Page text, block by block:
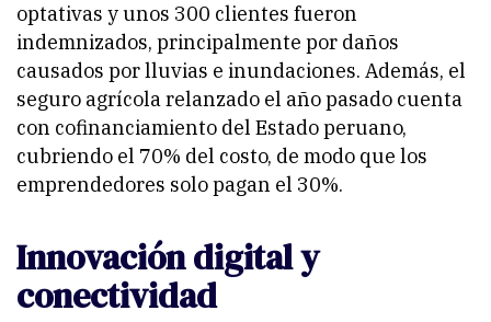
optativas y unos 300 clientes fueron
indemnizados, principalmente por daños
causados por lluvias e inundaciones. Además, el
seguro agrícola relanzado el año pasado cuenta
con cofinanciamiento del Estado peruano,
cubriendo el 70% del costo, de modo que los
emprendedores solo pagan el 30%.
Innovación digital y
conectividad